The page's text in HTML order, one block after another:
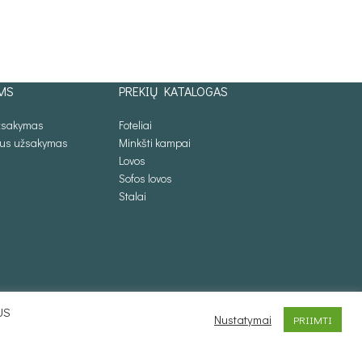
užsakymas
PREKIŲ KATALOGAS
Foteliai
Minkšti kampai
Lovos
Sofos lovos
Stalai
Nustatymai PRIIMTI